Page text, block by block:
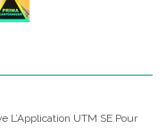
L’Application UTM SE Pour